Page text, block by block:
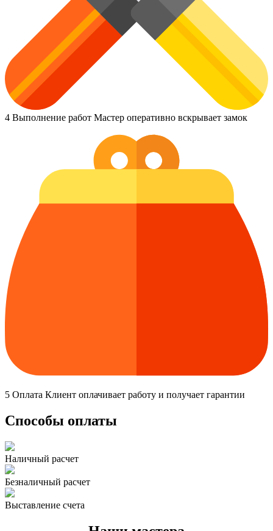
4 Выполнение работ Мастер оперативно вскрывает замок
5 Оплата Клиент оплачивает работу и получает гарантии
Способы оплаты
Наличный расчет
Безналичный расчет
Выставление счета